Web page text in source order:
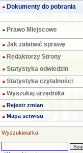
Dokumenty do pobrania
Prawo Miejscowe
Jak załatwić sprawę
Redaktorzy Strony
Statystyka odwiedzin
Statystyka czytalności
Wyszukaj urzędnika
Rejestr zmian
Mapa serwisu
Wyszukiwarka